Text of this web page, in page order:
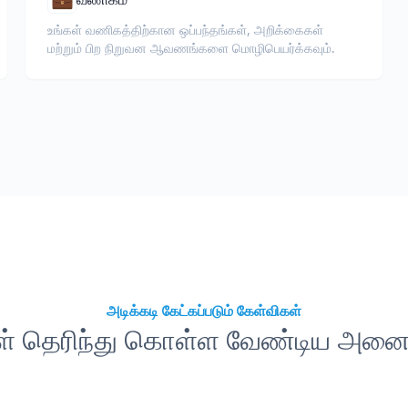
உங்கள் வணிகத்திற்கான ஒப்பந்தங்கள், அறிக்கைகள்
மற்றும் பிற நிறுவன ஆவணங்களை மொழிபெயர்க்கவும்.
அடிக்கடி கேட்கப்படும் கேள்விகள்
தெரிந்து கொள்ள வேண்டிய